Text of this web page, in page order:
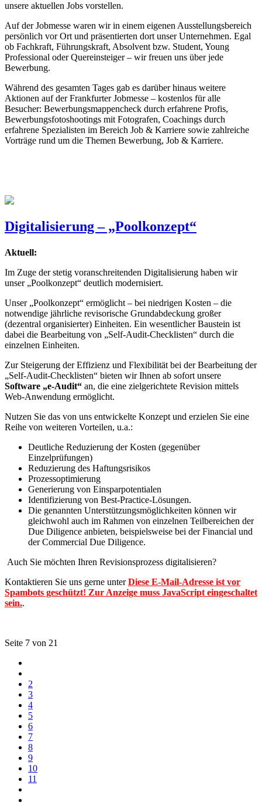
unsere aktuellen Jobs vorstellen.
Auf der Jobmesse waren wir in einem eigenen Ausstellungsbereich
persönlich vor Ort und präsentierten dort unser Unternehmen. Egal
ob Fachkraft, Führungskraft, Absolvent bzw. Student, Young
Professional oder Quereinsteiger – wir freuen uns über jede
Bewerbung.
Während des gesamten Tages gab es darüber hinaus weitere
Aktionen auf der Frankfurter Jobmesse – kostenlos für alle
Besucher: Bewerbungsmappencheck durch erfahrene Profis,
Bewerbungsfotoshootings mit Fotografen, Coachings durch
erfahrene Spezialisten im Bereich Job & Karriere sowie zahlreiche
Vorträge rund um die Themen Bewerbung, Job & Karriere.
Digitalisierung – „Poolkonzept“
Aktuell:
Im Zuge der stetig voranschreitenden Digitalisierung haben wir
unser „Poolkonzept“ deutlich modernisiert.
Unser „Poolkonzept“ ermöglicht – bei niedrigen Kosten – die
notwendige jährliche revisorische Grundabdeckung großer
(dezentral organisierter) Einheiten. Ein wesentlicher Baustein ist
dabei die Bearbeitung von „Self-Audit-Checklisten“ durch die
einzelnen Einheiten.
Zur Steigerung der Effizienz und Flexibilität bei der Bearbeitung der
„Self-Audit-Checklisten“ bieten wir Ihnen ab sofort unsere
Software „e-Audit“ an, die eine zielgerichtete Revision mittels
Web-Anwendung ermöglicht.
Nutzen Sie das von uns entwickelte Konzept und erzielen Sie eine
Reihe von weiteren Vorteilen, u.a.:
Deutliche Reduzierung der Kosten (gegenüber
Einzelprüfungen)
Reduzierung des Haftungsrisikos
Prozessoptimierung
Generierung von Einsparpotentialen
Identifizierung von Best-Practice-Lösungen.
Die genannten Unterstützungsmöglichkeiten können wir
gleichwohl auch im Rahmen von einzelnen Teilbereichen der
Due Diligence anbieten, beispielsweise bei der Financial und
der Commercial Due Diligence.
Auch Sie möchten Ihren Revisionsprozess digitalisieren?
Kontaktieren Sie uns gerne unterDiese E-Mail-Adresse ist vor
Spambots geschützt! Zur Anzeige muss JavaScript eingeschaltet
sein..
Seite 7 von 21
2
3
4
5
6
7
8
9
10
11